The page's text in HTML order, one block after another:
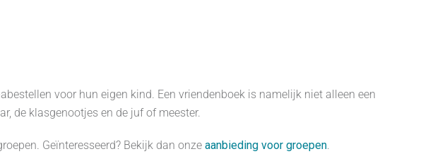
voor hun eigen kind. Een vriendenboek is namelijk niet alleen een
de klasgenootjes en de juf of meester.
Geïnteresseerd? Bekijk dan onze aanbieding voor groepen.